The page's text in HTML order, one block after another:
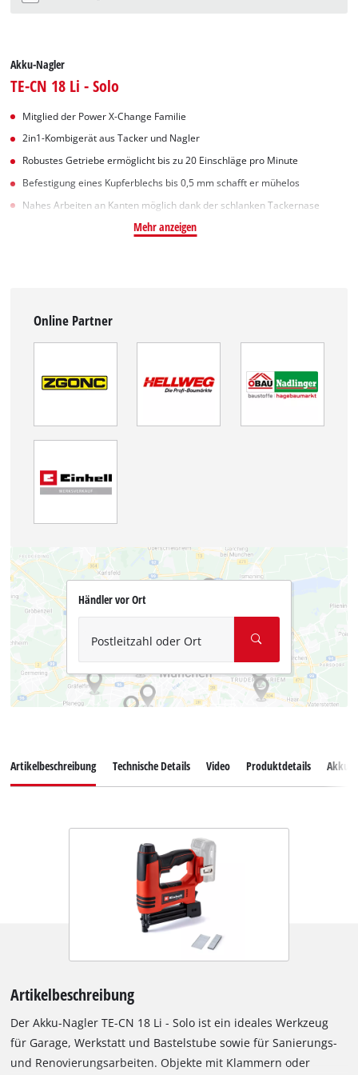
Akku-Nagler
TE-CN 18 Li - Solo
Mitglied der Power X-Change Familie
2in1-Kombigerät aus Tacker und Nagler
Robustes Getriebe ermöglicht bis zu 20 Einschläge pro Minute
Befestigung eines Kupferblechs bis 0,5 mm schafft er mühelos
Nahes Arbeiten an Kanten möglich dank der schlanken Tackernase
Mehr anzeigen
Online Partner
Händler vor Ort
Postleitzahl oder Ort
Artikelbeschreibung Technische Details Video Produktdetails
Artikelbeschreibung
Der Akku-Nagler TE-CN 18 Li - Solo ist ein ideales Werkzeug
für Garage, Werkstatt und Bastelstube sowie für Sanierungs-
und Renovierungsarbeiten. Objekte mit Klammern oder